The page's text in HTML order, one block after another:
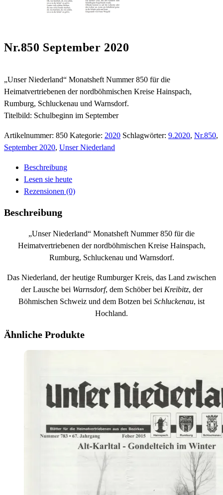
Nr.850 September 2020
„Unser Niederland“ Monatsheft Nummer 850 für die
Heimatvertriebenen der nordböhmischen Kreise Hainspach,
Rumburg, Schluckenau und Warnsdorf.
Titelbild: Schulbeginn im September
Artikelnummer: 850 Kategorie: 2020 Schlagwörter: 9.2020, Nr.850,
September 2020, Unser Niederland
Beschreibung
Lesen sie heute
Rezensionen (0)
Beschreibung
„Unser Niederland“ Monatsheft Nummer 850 für die
Heimatvertriebenen der nordböhmischen Kreise Hainspach,
Rumburg, Schluckenau und Warnsdorf.
Das Niederland, der heutige Rumburger Kreis, das Land zwischen
der Lausche bei Warnsdorf, dem Schöber bei Kreibitz, der
Böhmischen Schweiz und dem Botzen bei Schluckenau, ist
Hochland.
Ähnliche Produkte